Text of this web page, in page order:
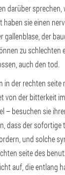
darüber sprechen,
haben sie einen
gallenblase, der
zu schlechten
auch den tod.
in der rechten
von der bitterkeit
– besuchen sie
dass der
und solche
seite des
auf, die entlang